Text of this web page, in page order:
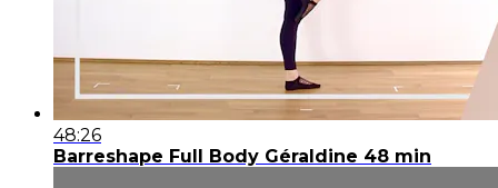
48:26
Barreshape Full Body Géraldine 48 min